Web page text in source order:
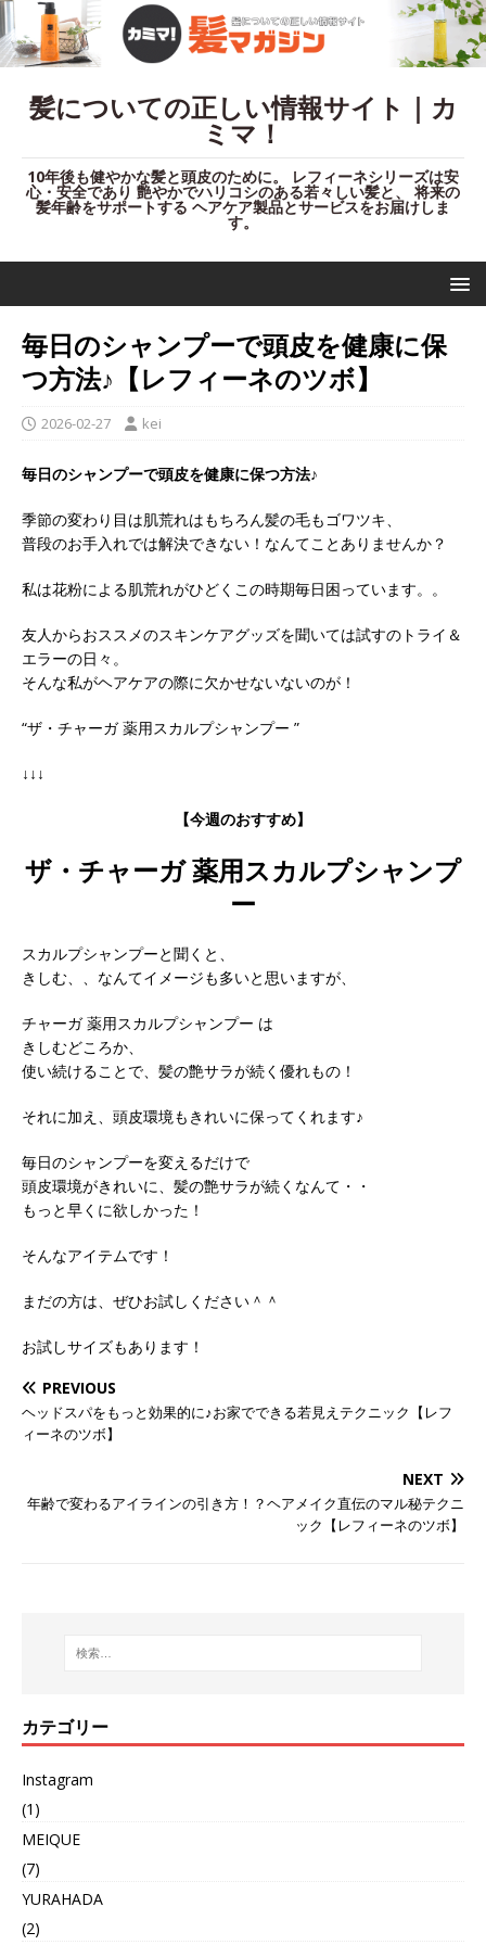
髪についての正しい情報サイト｜カ
ミマ！
10年後も健やかな髪と頭皮のために。 レフィーネシリーズは安
心・安全であり 艶やかでハリコシのある若々しい髪と、 将来の
髪年齢をサポートする ヘアケア製品とサービスをお届けしま
す。
毎日のシャンプーで頭皮を健康に保
つ方法♪【レフィーネのツボ】
2026-02-27 kei
毎日のシャンプーで頭皮を健康に保つ方法♪
季節の変わり目は肌荒れはもちろん髪の毛もゴワツキ、
普段のお手入れでは解決できない！なんてことありませんか？
私は花粉による肌荒れがひどくこの時期毎日困っています。。
友人からおススメのスキンケアグッズを聞いては試すのトライ＆
エラーの日々。
そんな私がヘアケアの際に欠かせないないのが！
“ザ・チャーガ 薬用スカルプシャンプー ”
↓↓↓
【今週のおすすめ】
ザ・チャーガ 薬用スカルプシャンプ
ー
スカルプシャンプーと聞くと、
きしむ、、なんてイメージも多いと思いますが、
チャーガ 薬用スカルプシャンプー は
きしむどころか、
使い続けることで、髪の艶サラが続く優れもの！
それに加え、頭皮環境もきれいに保ってくれます♪
毎日のシャンプーを変えるだけで
頭皮環境がきれいに、髪の艶サラが続くなんて・・
もっと早くに欲しかった！
そんなアイテムです！
まだの方は、ぜひお試しください＾＾
お試しサイズもあります！
PREVIOUS
ヘッドスパをもっと効果的に♪お家でできる若見えテクニック【レフ
ィーネのツボ】
NEXT
年齢で変わるアイラインの引き方！？ヘアメイク直伝のマル秘テクニ
ック【レフィーネのツボ】
カテゴリー
Instagram
(1)
MEIQUE
(7)
YURAHADA
(2)